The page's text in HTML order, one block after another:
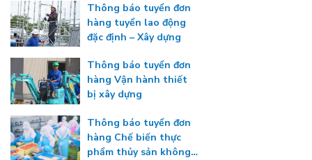
Thông báo tuyển đơn
hàng tuyển lao động
đặc định – Xây dựng
Thông báo tuyển đơn
hàng Vận hành thiết
bị xây dựng
Thông báo tuyển đơn
hàng Chế biến thực
phẩm thủy sản không